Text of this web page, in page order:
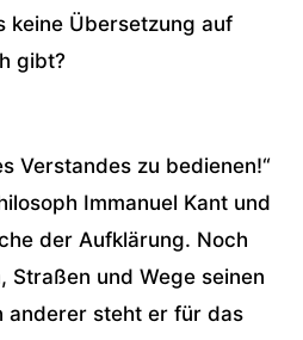
keine Übersetzung auf
gibt?
Verstandes zu bedienen!“
Immanuel Kant und
der Aufklärung. Noch
Straßen und Wege seinen
anderer steht er für das